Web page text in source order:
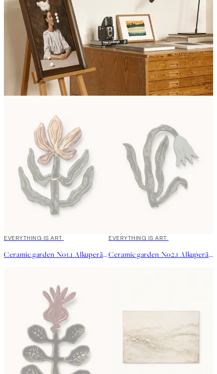
EVERYTHING IS ART
Ceramic garden No1.1 Alkuperäinen taideteos
EVERYTHING IS ART
Ceramic garden No2.1 Alkuperäinen taideteos